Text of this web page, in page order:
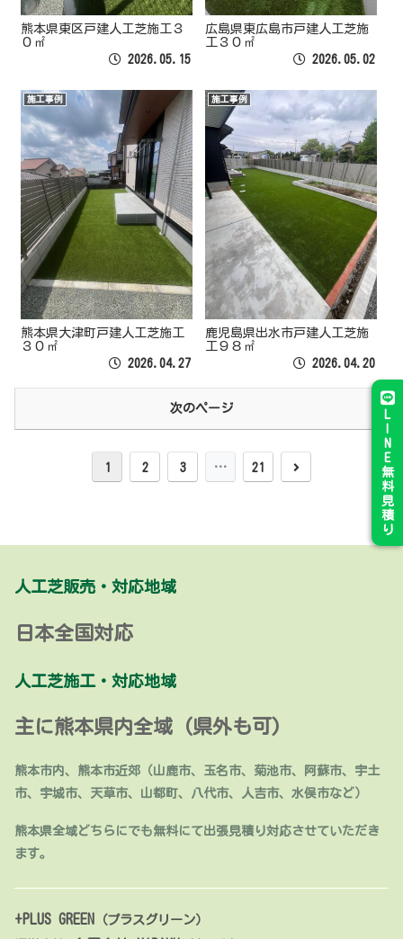
熊本県東区戸建人工芝施工３
０㎡
2026.05.15
広島県東広島市戸建人工芝施
工３０㎡
2026.05.02
施工事例
熊本県大津町戸建人工芝施工
３０㎡
2026.04.27
施工事例
鹿児島県出水市戸建人工芝施
工９８㎡
2026.04.20
次のページ
1 2 3 … 21
L
N
E
無
料
見
積
り
人工芝販売・対応地域
日本全国対応
人工芝施工・対応地域
主に熊本県内全域 (県外も可)
熊本市内、熊本市近郊（山鹿市、玉名市、菊池市、阿蘇市、宇土
市、宇城市、天草市、山都町、八代市、人吉市、水俣市など）
熊本県全域どちらにでも無料にて出張見積り対応させていただき
ます。
+PLUS GREEN
（プラスグリーン）